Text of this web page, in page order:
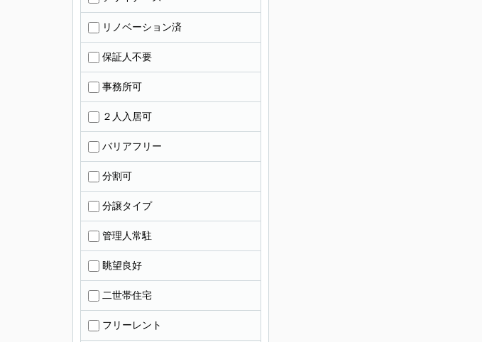
リノベーション済
保証人不要
事務所可
２人入居可
バリアフリー
分割可
分譲タイプ
管理人常駐
眺望良好
二世帯住宅
フリーレント